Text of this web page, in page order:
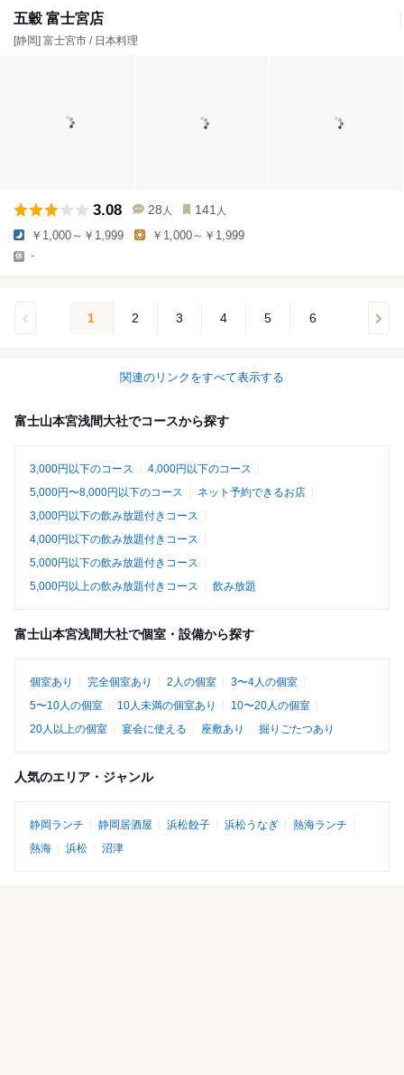
五穀 富士宮店
[静岡] 富士宮市 / 日本料理
3.08 28 人 141 人
￥1,000～￥1,999 ￥1,000～￥1,999
-
1 2 3 4 5 6
関連のリンクをすべて表示する
富士山本宮浅間大社でコースから探す
3,000円以下のコース
4,000円以下のコース
5,000円〜8,000円以下のコース
ネット予約できるお店
3,000円以下の飲み放題付きコース
4,000円以下の飲み放題付きコース
5,000円以下の飲み放題付きコース
5,000円以上の飲み放題付きコース
飲み放題
富士山本宮浅間大社で個室・設備から探す
個室あり 完全個室あり 2人の個室
3〜4人の個室
5〜10人の個室
10人未満の個室あり
10〜20人の個室
20人以上の個室
宴会に使える 座敷あり 掘りごたつあり
人気のエリア・ジャンル
静岡ランチ 静岡居酒屋 浜松餃子 浜松うなぎ
熱海ランチ
熱海
浜松 沼津